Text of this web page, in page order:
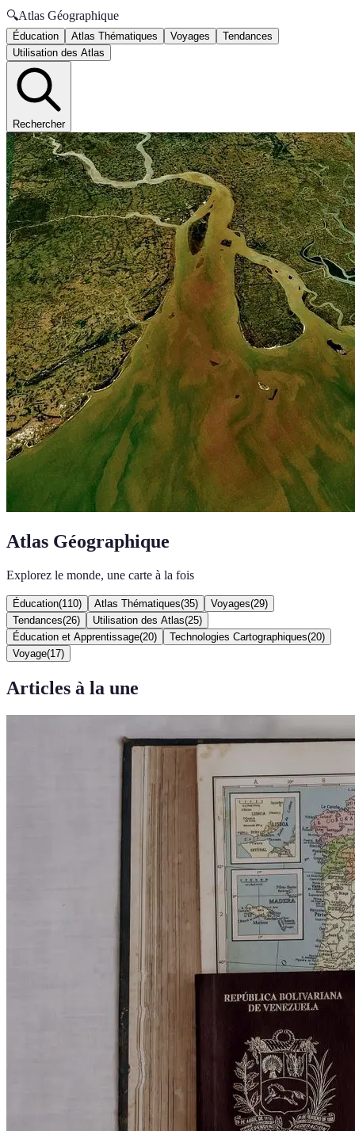
🔍Atlas Géographique
Éducation Atlas Thématiques Voyages
Tendances
Utilisation des Atlas
Rechercher
Atlas Géographique
Explorez le monde, une carte à la fois
Éducation(110) Atlas Thématiques(35) Voyages(29)
Tendances(26) Utilisation des Atlas(25)
Éducation et Apprentissage(20) Technologies Cartographiques(20)
Voyage(17)
Articles à la une